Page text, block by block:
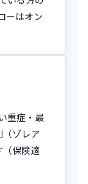
ーはオン
重症・最
ゾレア
（保険適